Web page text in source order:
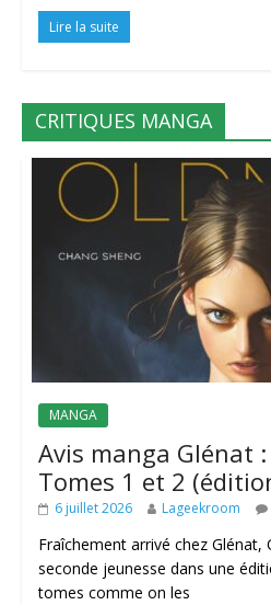
Lire la suite
CRITIQUES MANGA
MANGA
Avis manga Glénat
Tomes 1 et 2
6 juillet 2026 Lageekroom
Fraîchement arrivé chez Glénat,
seconde jeunesse dans une
tomes comme on les